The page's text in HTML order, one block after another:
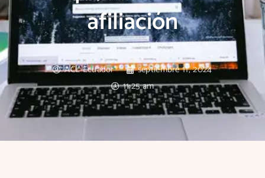
afiliación
ACL Ecuador
septiembre 11, 2024
11:25 am